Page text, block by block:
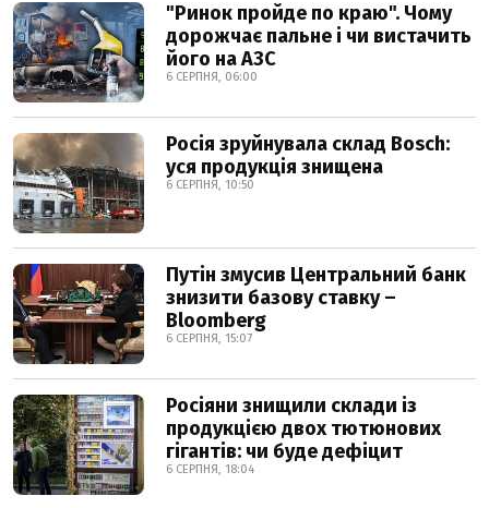
"Ринок пройде по краю". Чому
дорожчає пальне і чи вистачить
його на АЗС
6 СЕРПНЯ, 06:00
Росія зруйнувала склад Bosch:
уся продукція знищена
6 СЕРПНЯ, 10:50
Путін змусив Центральний банк
знизити базову ставку –
Bloomberg
6 СЕРПНЯ, 15:07
Росіяни знищили склади із
продукцією двох тютюнових
гігантів: чи буде дефіцит
6 СЕРПНЯ, 18:04